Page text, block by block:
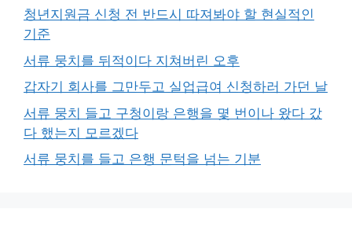
청년지원금 신청 전 반드시 따져봐야 할 현실적인
기준
서류 뭉치를 뒤적이다 지쳐버린 오후
갑자기 회사를 그만두고 실업급여 신청하러 가던 날
서류 뭉치 들고 구청이랑 은행을 몇 번이나 왔다 갔
다 했는지 모르겠다
서류 뭉치를 들고 은행 문턱을 넘는 기분